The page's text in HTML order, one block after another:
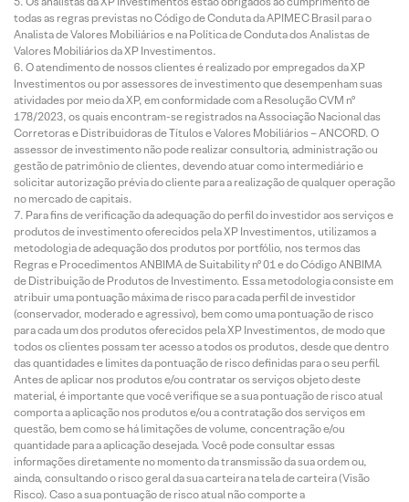
todas as regras previstas no Código de Conduta da APIMEC Brasil para o
Analista de Valores Mobiliários e na Política de Conduta dos Analistas de
Valores Mobiliários da XP Investimentos.
O atendimento de nossos clientes é realizado por empregados da XP
Investimentos ou por assessores de investimento que desempenham suas
atividades por meio da XP, em conformidade com a Resolução CVM nº
178/2023, os quais encontram-se registrados na Associação Nacional das
Corretoras e Distribuidoras de Títulos e Valores Mobiliários – ANCORD. O
assessor de investimento não pode realizar consultoria, administração ou
gestão de patrimônio de clientes, devendo atuar como intermediário e
solicitar autorização prévia do cliente para a realização de qualquer operação
no mercado de capitais.
Para fins de verificação da adequação do perfil do investidor aos serviços e
produtos de investimento oferecidos pela XP Investimentos, utilizamos a
metodologia de adequação dos produtos por portfólio, nos termos das
Regras e Procedimentos ANBIMA de Suitability nº 01 e do Código ANBIMA
de Distribuição de Produtos de Investimento. Essa metodologia consiste em
atribuir uma pontuação máxima de risco para cada perfil de investidor
(conservador, moderado e agressivo), bem como uma pontuação de risco
para cada um dos produtos oferecidos pela XP Investimentos, de modo que
todos os clientes possam ter acesso a todos os produtos, desde que dentro
das quantidades e limites da pontuação de risco definidas para o seu perfil.
Antes de aplicar nos produtos e/ou contratar os serviços objeto deste
material, é importante que você verifique se a sua pontuação de risco atual
comporta a aplicação nos produtos e/ou a contratação dos serviços em
questão, bem como se há limitações de volume, concentração e/ou
quantidade para a aplicação desejada. Você pode consultar essas
informações diretamente no momento da transmissão da sua ordem ou,
ainda, consultando o risco geral da sua carteira na tela de carteira (Visão
Risco). Caso a sua pontuação de risco atual não comporte a